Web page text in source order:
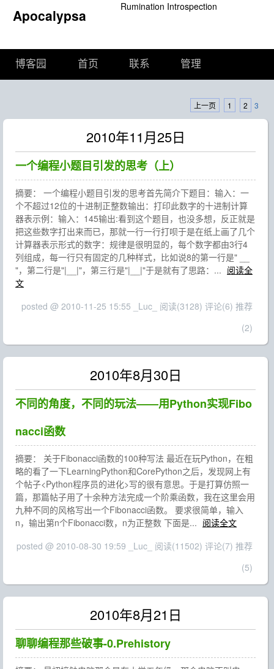
Apocalypsa Rumination Introspection
博客园 首页 联系 管理
上一页 1 2 3
2010年11月25日
一个编程小题目引发的思考（上）
摘要： 一个编程小题目引发的思考首先简介下题目：输入：一
个不超过12位的十进制正整数输出：打印此数字的十进制计算
器表示例：输入：145输出:看到这个题目，也没多想，反正就是
把这些数字打出来而已，那就一行一行打呗于是在纸上画了几个
计算器表示形式的数字：规律是很明显的，每个数字都由3行4
列组成，每一行只有固定的几种样式，比如说8的第一行是" __
"，第二行是"|__|"，第三行是"|__|"于是就有了思路：... 阅读全
文
posted @ 2010-11-25 15:55 _Luc_ 阅读(3128) 评论(6) 推荐
(2)
2010年8月30日
不同的角度，不同的玩法——用Python实现Fibo
nacci函数
摘要： 关于Fibonacci函数的100种写法 最近在玩Python，在粗
略的看了一下LearningPython和CorePython之后，发现网上有
个帖子<Python程序员的进化>写的很有意思。于是打算仿照一
篇，那篇帖子用了十余种方法完成一个阶乘函数，我在这里会用
九种不同的风格写出一个Fibonacci函数。 要求很简单，输入
n，输出第n个Fibonacci数，n为正整数 下面是... 阅读全文
posted @ 2010-08-30 19:59 _Luc_ 阅读(11502) 评论(7) 推荐
(5)
2010年8月21日
聊聊编程那些破事-0.Prehistory